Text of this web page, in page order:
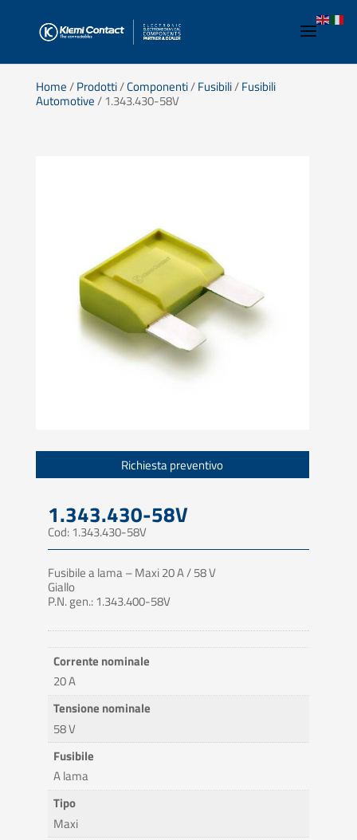
Home/Prodotti/Componenti/Fusibili/Fusibili
Automotive/ 1.343.430-58V
Richiesta preventivo
1.343.430-58V
Cod: 1.343.430-58V
Fusibile a lama – Maxi 20 A / 58 V
Giallo
P.N. gen.: 1.343.400-58V
Corrente nominale
20 A
Tensione nominale
58 V
Fusibile
A lama
Tipo
Maxi